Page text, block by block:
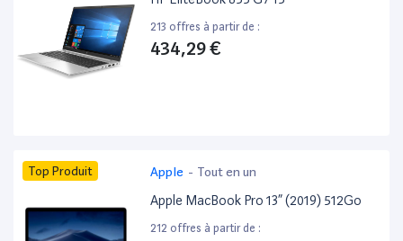
213 offres à partir de :
434,29 €
Top Produit Apple - Tout en un
Apple MacBook Pro 13” (2019) 512Go
212 offres à partir de :